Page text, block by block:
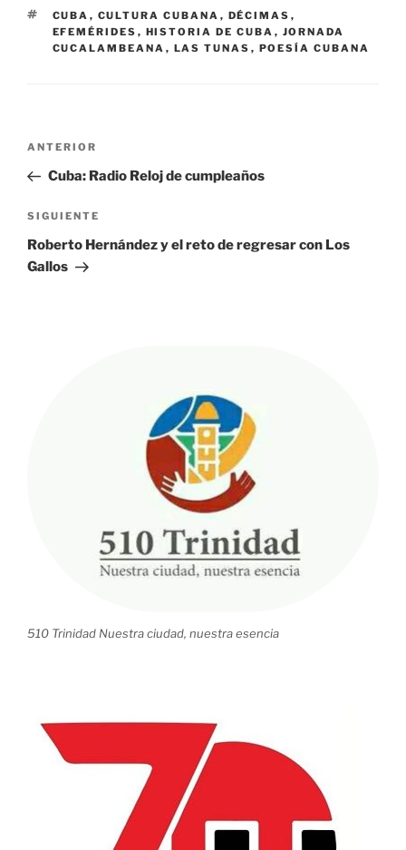
ETIQUETAS
CUBA , CULTURA CUBANA , DÉCIMAS ,
EFEMÉRIDES , HISTORIA DE CUBA , JORNADA
CUCALAMBEANA , LAS TUNAS , POESÍA CUBANA
Navegación
entradas
Entrada
anterior:
ANTERIOR
Cuba: Radio Reloj de cumpleaños
Siguiente
entrada
SIGUIENTE
Roberto Hernández y el reto de regresar con Los
Gallos
510 Trinidad Nuestra ciudad, nuestra esencia